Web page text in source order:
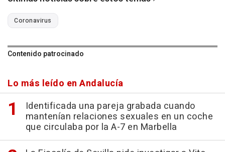
Coronavirus
Contenido patrocinado
Lo más leído en Andalucía
Identificada una pareja grabada cuando
mantenían relaciones sexuales en un coche
que circulaba por la A-7 en Marbella